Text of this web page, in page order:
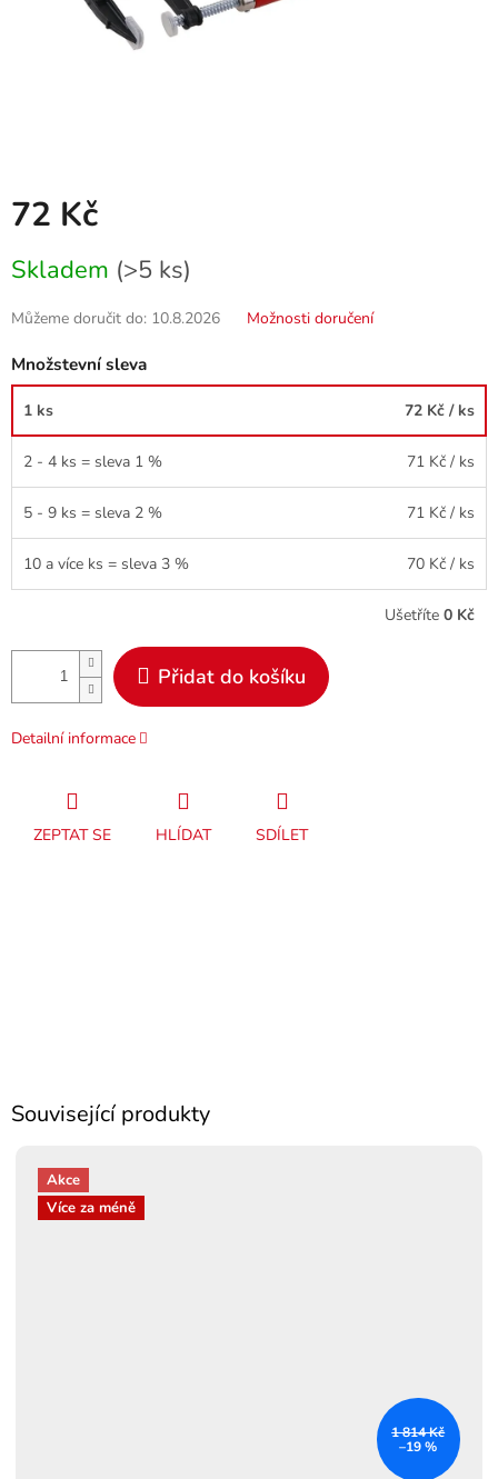
72 Kč
cena:
Skladem (>5 ks)
Můžeme doručit do: 10.8.2026 Možnosti doručení
Množstevní sleva
1 ks 72 Kč / ks
2 - 4 ks = sleva 1 % 71 Kč / ks
5 - 9 ks = sleva 2 % 71 Kč / ks
10 a více ks = sleva 3 % 70 Kč / ks
Ušetříte 0 Kč
Přidat do košíku
Detailní informace
ZEPTAT SE HLÍDAT SDÍLET
Související produkty
Akce
Více za méně
1 814 Kč
–19 %